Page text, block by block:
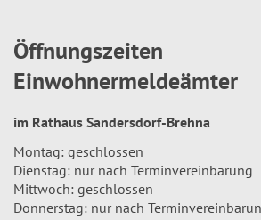
Öffnungszeiten
Einwohnermeldeämter
im Rathaus Sandersdorf-Brehna
Montag: geschlossen
Dienstag: nur nach Terminvereinbarung
Mittwoch: geschlossen
Donnerstag: nur nach